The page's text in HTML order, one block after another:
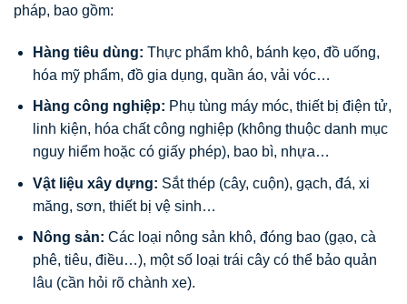
pháp, bao gồm:
Hàng tiêu dùng: Thực phẩm khô, bánh kẹo, đồ uống,
hóa mỹ phẩm, đồ gia dụng, quần áo, vải vóc…
Hàng công nghiệp: Phụ tùng máy móc, thiết bị điện tử,
linh kiện, hóa chất công nghiệp (không thuộc danh mục
nguy hiểm hoặc có giấy phép), bao bì, nhựa…
Vật liệu xây dựng: Sắt thép (cây, cuộn), gạch, đá, xi
măng, sơn, thiết bị vệ sinh…
Nông sản: Các loại nông sản khô, đóng bao (gạo, cà
phê, tiêu, điều…), một số loại trái cây có thể bảo quản
lâu (cần hỏi rõ chành xe).